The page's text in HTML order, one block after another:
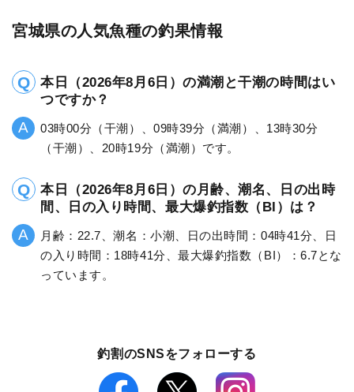
宮城県の人気魚種の釣果情報
本日（2026年8月6日）の満潮と干潮の時間はい
つですか？
03時00分（干潮）、09時39分（満潮）、13時30分
（干潮）、20時19分（満潮）です。
本日（2026年8月6日）の月齢、潮名、日の出時
間、日の入り時間、最大爆釣指数（BI）は？
月齢：22.7、潮名：小潮、日の出時間：04時41分、日
の入り時間：18時41分、最大爆釣指数（BI）：6.7とな
っています。
釣割のSNSをフォローする